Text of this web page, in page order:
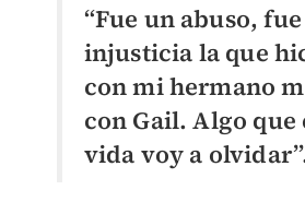
“Fue un abuso,
injusticia la que
con mi hermano
con Gail. Algo que
vida voy a